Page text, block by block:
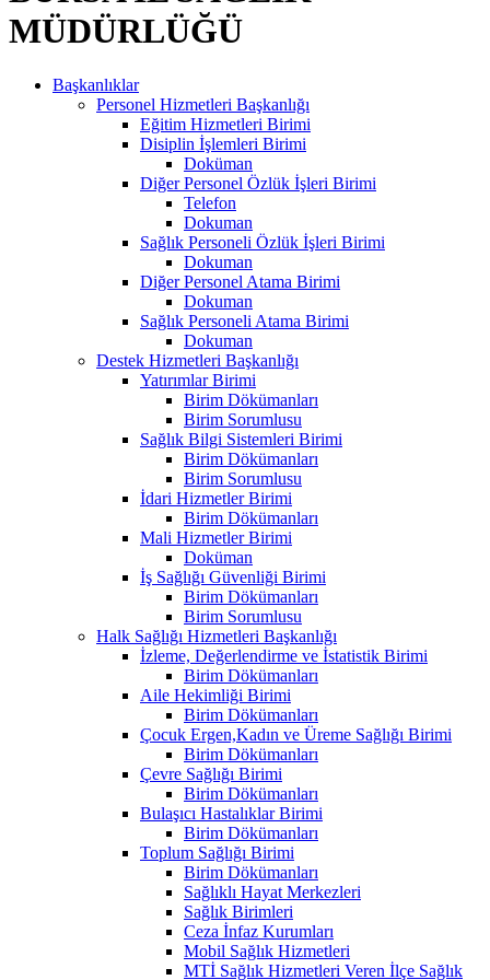
MÜDÜRLÜĞÜ
Başkanlıklar
Personel Hizmetleri Başkanlığı
Eğitim Hizmetleri Birimi
Disiplin İşlemleri Birimi
Doküman
Diğer Personel Özlük İşleri Birimi
Telefon
Dokuman
Sağlık Personeli Özlük İşleri Birimi
Dokuman
Diğer Personel Atama Birimi
Dokuman
Sağlık Personeli Atama Birimi
Dokuman
Destek Hizmetleri Başkanlığı
Yatırımlar Birimi
Birim Dökümanları
Birim Sorumlusu
Sağlık Bilgi Sistemleri Birimi
Birim Dökümanları
Birim Sorumlusu
İdari Hizmetler Birimi
Birim Dökümanları
Mali Hizmetler Birimi
Doküman
İş Sağlığı Güvenliği Birimi
Birim Dökümanları
Birim Sorumlusu
Halk Sağlığı Hizmetleri Başkanlığı
İzleme, Değerlendirme ve İstatistik Birimi
Birim Dökümanları
Aile Hekimliği Birimi
Birim Dökümanları
Çocuk Ergen,Kadın ve Üreme Sağlığı Birimi
Birim Dökümanları
Çevre Sağlığı Birimi
Birim Dökümanları
Bulaşıcı Hastalıklar Birimi
Birim Dökümanları
Toplum Sağlığı Birimi
Birim Dökümanları
Sağlıklı Hayat Merkezleri
Sağlık Birimleri
Ceza İnfaz Kurumları
Mobil Sağlık Hizmetleri
MTİ Sağlık Hizmetleri Veren İlçe Sağlık